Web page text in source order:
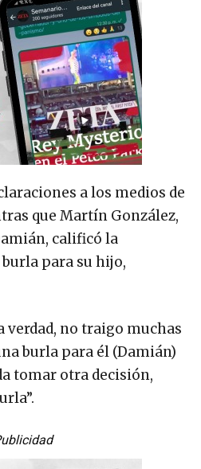
a los medios de
que Martín González,
calificó la
para su hijo,
verdad, no traigo muchas
burla para él (Damián)
tomar otra decisión,